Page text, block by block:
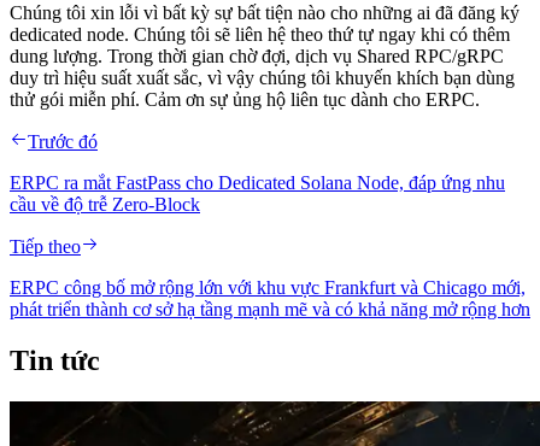
Chúng tôi xin lỗi vì bất kỳ sự bất tiện nào cho những ai đã đăng ký
dedicated node. Chúng tôi sẽ liên hệ theo thứ tự ngay khi có thêm
dung lượng. Trong thời gian chờ đợi, dịch vụ Shared RPC/gRPC
duy trì hiệu suất xuất sắc, vì vậy chúng tôi khuyến khích bạn dùng
thử gói miễn phí. Cảm ơn sự ủng hộ liên tục dành cho ERPC.
Trước đó
ERPC ra mắt FastPass cho Dedicated Solana Node, đáp ứng nhu
cầu về độ trễ Zero-Block
Tiếp theo
ERPC công bố mở rộng lớn với khu vực Frankfurt và Chicago mới,
phát triển thành cơ sở hạ tầng mạnh mẽ và có khả năng mở rộng hơn
Tin tức